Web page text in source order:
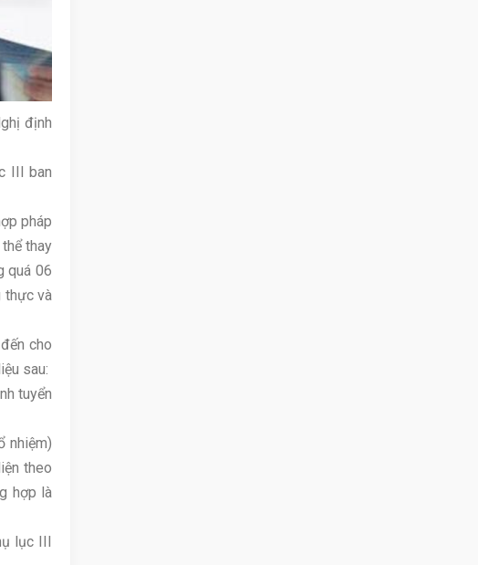
định
III ban
pháp
thay
quá 06
thực và
cho
sau:
tuyển
nhiệm)
theo
hợp là
lục III